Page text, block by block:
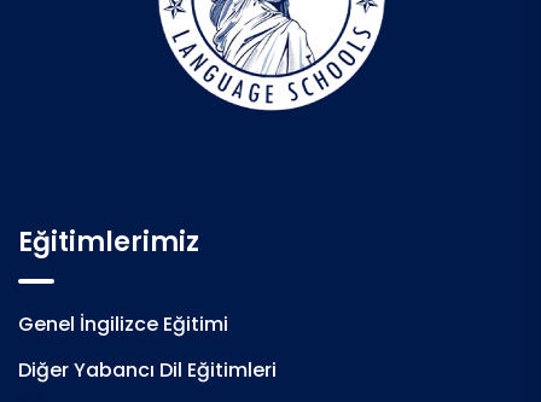
Eğitimlerimiz
Genel İngilizce Eğitimi
Diğer Yabancı Dil Eğitimleri